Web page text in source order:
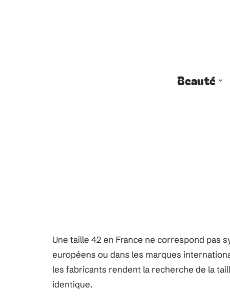
Beauté
Une taille 42 en France ne correspond pas
européens ou dans les marques
les fabricants rendent la recherche de la
identique.